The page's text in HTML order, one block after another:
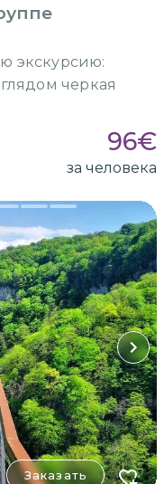
экскурсию:
черкая
96€
за человека
Заказать